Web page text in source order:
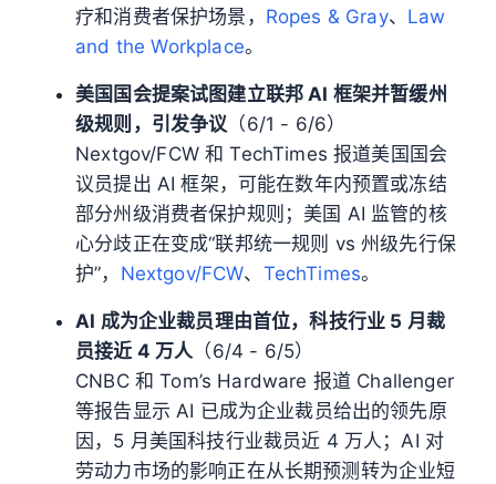
疗和消费者保护场景， Ropes & Gray、 Law
and the Workplace。
美国国会提案试图建立联邦 AI 框架并暂缓州
级规则，引发争议 （6/1 - 6/6）
Nextgov/FCW 和 TechTimes 报道美国国会
议员提出 AI 框架，可能在数年内预置或冻结
部分州级消费者保护规则；美国 AI 监管的核
心分歧正在变成“联邦统一规则 vs 州级先行保
护”， Nextgov/FCW、 TechTimes。
AI 成为企业裁员理由首位，科技行业 5 月裁
员接近 4 万人（6/4 - 6/5）
CNBC 和 Tom’s Hardware 报道 Challenger
等报告显示 AI 已成为企业裁员给出的领先原
因，5 月美国科技行业裁员近 4 万人；AI 对
劳动力市场的影响正在从长期预测转为企业短